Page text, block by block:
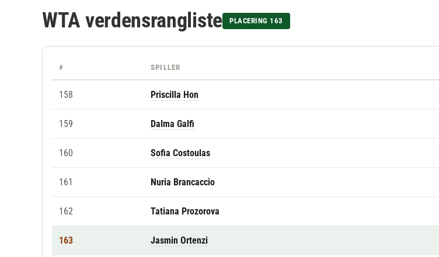
WTA verdensrangliste PLACERING 163
# SPILLER
158 Priscilla Hon
159 Dalma Galfi
160 Sofia Costoulas
161 Nuria Brancaccio
162 Tatiana Prozorova
163 Jasmin Ortenzi